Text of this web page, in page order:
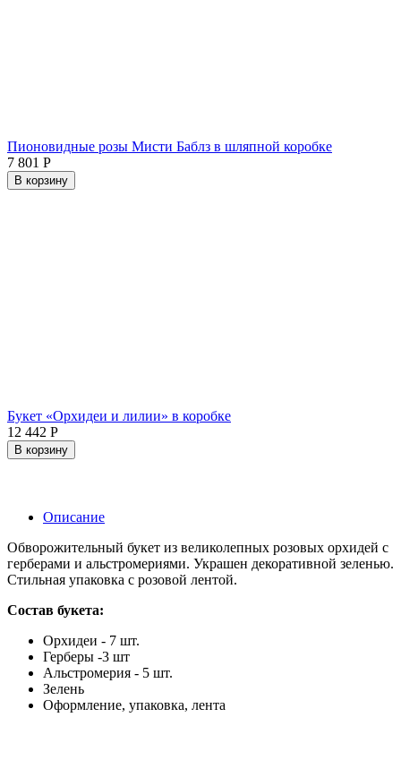
Пионовидные розы Мисти Баблз в шляпной коробке
7 801 Р
В корзину
Букет «Орхидеи и лилии» в коробке
12 442 Р
В корзину
Описание
Обворожительный букет из великолепных розовых орхидей с
герберами и альстромериями. Украшен декоративной зеленью.
Стильная упаковка с розовой лентой.
Состав букета:
Орхидеи - 7 шт.
Герберы -3 шт
Альстромерия - 5 шт.
Зелень
Оформление, упаковка, лента